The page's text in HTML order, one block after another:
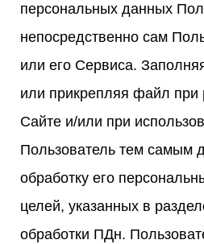
персональных данных
непосредственно сам
или его Сервиса.
или прикрепляя файл при
Сайте и/или при
Пользователь тем самым
обработку его
целей, указанных в
обработки ПДн.